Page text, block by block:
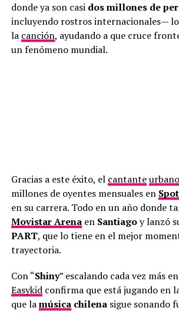
donde ya son casi dos millones de
incluyendo rostros internacionales—
la canción, ayudando a que cruce
un fenómeno mundial.
Gracias a este éxito, el cantanteurbano
millones de oyentes mensuales en
en su carrera. Todo en un año donde
Movistar Arenaen Santiagoy lanzó
PART, que lo tiene en el mejor
trayectoria.
Con “Shiny” escalando cada vez más
Easykidconfirma que está jugando en
que lamúsicachilena sigue sonando